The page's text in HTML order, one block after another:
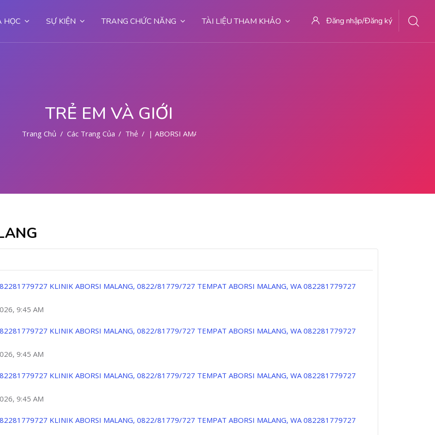
HỌC SỰ KIỆN TRANG CHỨC NĂNG TÀI LIỆU THAM KHẢO Đăng nhập/Đăng ký
TRẺ EM VÀ GIỚI
Trang Chủ Các Trang Của Hệ Thống
Thẻ | ABORSI AMAN DI MALANG
KLINIK ABORSI MALANG, 0822/81779/727 TEMPAT ABORSI MALANG, WA 082281779727
9:45 AM
KLINIK ABORSI MALANG, 0822/81779/727 TEMPAT ABORSI MALANG, WA 082281779727
9:45 AM
KLINIK ABORSI MALANG, 0822/81779/727 TEMPAT ABORSI MALANG, WA 082281779727
9:45 AM
KLINIK ABORSI MALANG, 0822/81779/727 TEMPAT ABORSI MALANG, WA 082281779727